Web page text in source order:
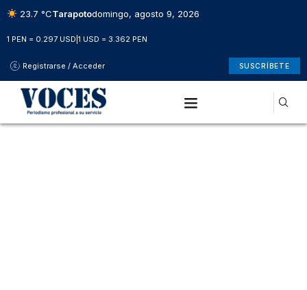
23.7 °CTarapotodomingo, agosto 9, 2026
1 PEN = 0.297 USD 1 USD = 3.362 PEN
Registrarse / Acceder SUSCRÍBETE